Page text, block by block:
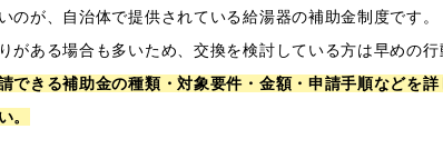
のが、自治体で提供されている給湯器の補助金制度です。
がある場合も多いため、交換を検討している方は早めの行
できる補助金の種類・対象要件・金額・申請手順などを
。